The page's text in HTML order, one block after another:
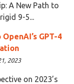
A New Path to
9-5...
GPT-4
2023
on 2023’s